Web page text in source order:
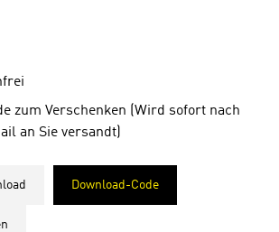
zum Verschenken (Wird sofort nach
an Sie versandt)
Download-Code